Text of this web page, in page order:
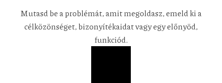
Mutasd be a problémát, amit megoldasz, emeld ki a
célközönséget, bizonyítékaidat vagy egy előnyöd,
funkciód.